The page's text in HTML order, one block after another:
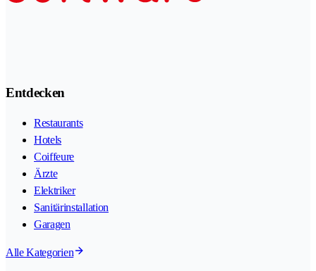
Entdecken
Restaurants
Hotels
Coiffeure
Ärzte
Elektriker
Sanitärinstallation
Garagen
Alle Kategorien